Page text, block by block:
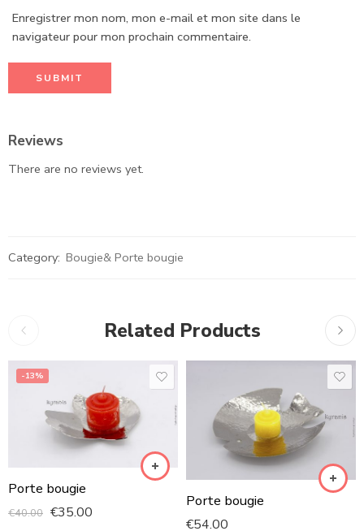
Enregistrer mon nom, mon e-mail et mon site dans le
navigateur pour mon prochain commentaire.
Reviews
There are no reviews yet.
Category: Bougie& Porte bougie
Related Products
-13%
Porte bougie
€40.00 €35.00
Porte bougie
€54.00